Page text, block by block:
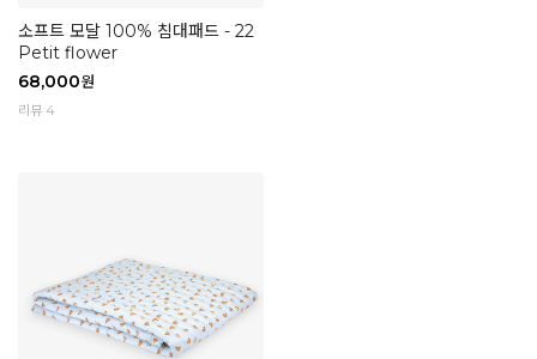
소프트 모달 100% 침대패드 - 22
Petit flower
68,000원
리뷰 4